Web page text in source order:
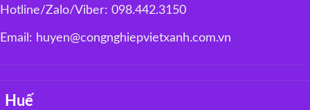
Hotline/Zalo/Viber: 098.442.3150
Email: huyen@congnghiepvietxanh.com.vn
Huế